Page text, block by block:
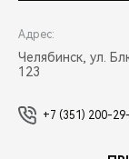
Адрес:
Челябинск, ул.
123
+7 (351) 200-